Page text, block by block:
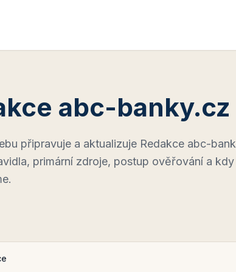
abc-banky.cz
připravuje a aktualizuje Redakce abc-
primární zdroje, postup ověřování a